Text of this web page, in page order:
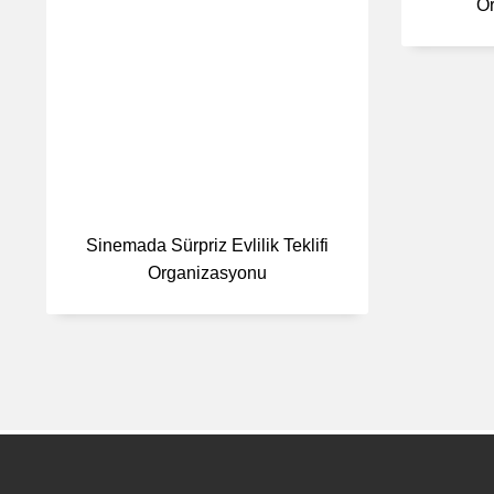
Sinemada Sürpriz Evlilik Teklifi
Organizasyonu